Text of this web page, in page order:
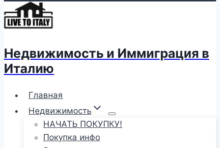
Недвижимость и Иммиграция в
Италию
Главная
Недвижимость
НАЧАТЬ ПОКУПКУ!
Покупка инфо